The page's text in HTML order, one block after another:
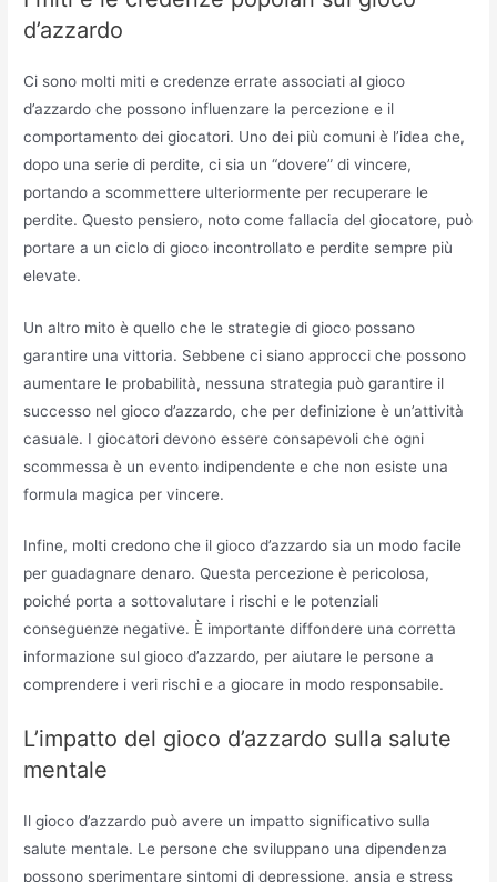
d’azzardo
Ci sono molti miti e credenze errate associati al gioco
d’azzardo che possono influenzare la percezione e il
comportamento dei giocatori. Uno dei più comuni è l’idea che,
dopo una serie di perdite, ci sia un “dovere” di vincere,
portando a scommettere ulteriormente per recuperare le
perdite. Questo pensiero, noto come fallacia del giocatore, può
portare a un ciclo di gioco incontrollato e perdite sempre più
elevate.
Un altro mito è quello che le strategie di gioco possano
garantire una vittoria. Sebbene ci siano approcci che possono
aumentare le probabilità, nessuna strategia può garantire il
successo nel gioco d’azzardo, che per definizione è un’attività
casuale. I giocatori devono essere consapevoli che ogni
scommessa è un evento indipendente e che non esiste una
formula magica per vincere.
Infine, molti credono che il gioco d’azzardo sia un modo facile
per guadagnare denaro. Questa percezione è pericolosa,
poiché porta a sottovalutare i rischi e le potenziali
conseguenze negative. È importante diffondere una corretta
informazione sul gioco d’azzardo, per aiutare le persone a
comprendere i veri rischi e a giocare in modo responsabile.
L’impatto del gioco d’azzardo sulla salute
mentale
Il gioco d’azzardo può avere un impatto significativo sulla
salute mentale. Le persone che sviluppano una dipendenza
possono sperimentare sintomi di depressione, ansia e stress